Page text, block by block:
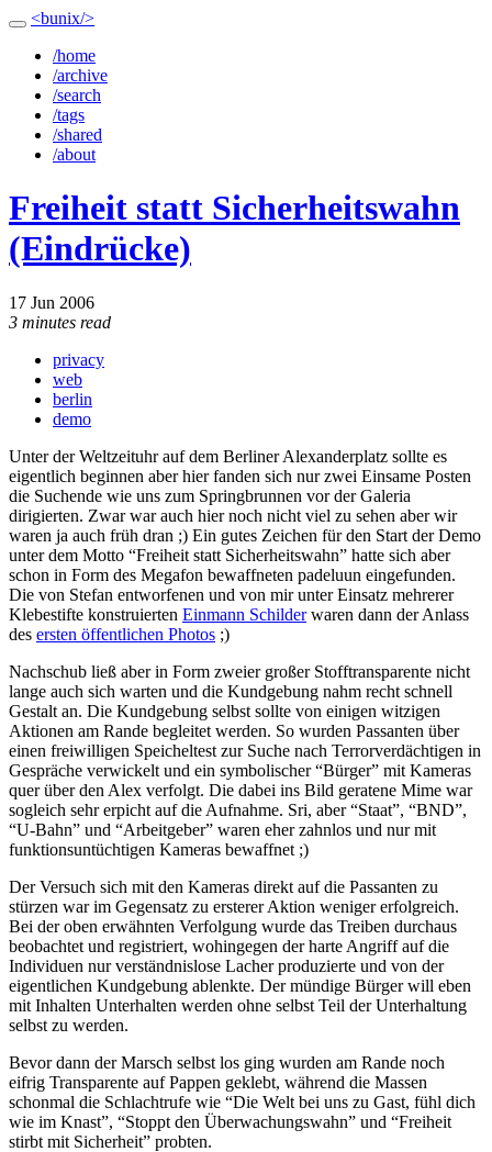
<bunix/>
/home
/archive
/search
/tags
/shared
/about
Freiheit statt Sicherheitswahn
(Eindrücke)
17 Jun 2006
3 minutes read
privacy
web
berlin
demo
Unter der Weltzeituhr auf dem Berliner Alexanderplatz sollte es
eigentlich beginnen aber hier fanden sich nur zwei Einsame Posten
die Suchende wie uns zum Springbrunnen vor der Galeria
dirigierten. Zwar war auch hier noch nicht viel zu sehen aber wir
waren ja auch früh dran ;) Ein gutes Zeichen für den Start der Demo
unter dem Motto “Freiheit statt Sicherheitswahn” hatte sich aber
schon in Form des Megafon bewaffneten padeluun eingefunden.
Die von Stefan entworfenen und von mir unter Einsatz mehrerer
Klebestifte konstruierten Einmann Schilderwaren dann der Anlass
des ersten öffentlichen Photos ;)
Nachschub ließ aber in Form zweier großer Stofftransparente nicht
lange auch sich warten und die Kundgebung nahm recht schnell
Gestalt an. Die Kundgebung selbst sollte von einigen witzigen
Aktionen am Rande begleitet werden. So wurden Passanten über
einen freiwilligen Speicheltest zur Suche nach Terrorverdächtigen in
Gespräche verwickelt und ein symbolischer “Bürger” mit Kameras
quer über den Alex verfolgt. Die dabei ins Bild geratene Mime war
sogleich sehr erpicht auf die Aufnahme. Sri, aber “Staat”, “BND”,
“U-Bahn” und “Arbeitgeber” waren eher zahnlos und nur mit
funktionsuntüchtigen Kameras bewaffnet ;)
Der Versuch sich mit den Kameras direkt auf die Passanten zu
stürzen war im Gegensatz zu ersterer Aktion weniger erfolgreich.
Bei der oben erwähnten Verfolgung wurde das Treiben durchaus
beobachtet und registriert, wohingegen der harte Angriff auf die
Individuen nur verständnislose Lacher produzierte und von der
eigentlichen Kundgebung ablenkte. Der mündige Bürger will eben
mit Inhalten Unterhalten werden ohne selbst Teil der Unterhaltung
selbst zu werden.
Bevor dann der Marsch selbst los ging wurden am Rande noch
eifrig Transparente auf Pappen geklebt, während die Massen
schonmal die Schlachtrufe wie “Die Welt bei uns zu Gast, fühl dich
wie im Knast”, “Stoppt den Überwachungswahn” und “Freiheit
stirbt mit Sicherheit” probten.